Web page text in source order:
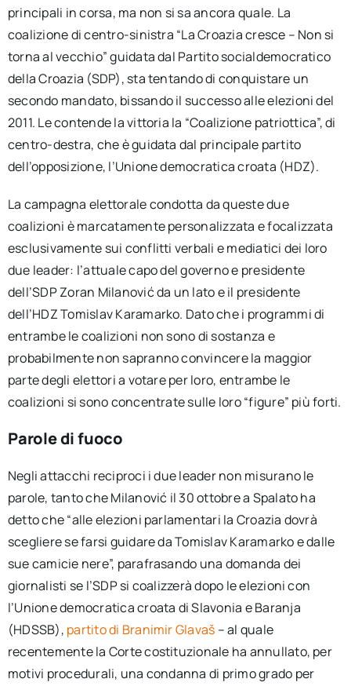
principali in corsa, ma non si sa ancora quale. La
coalizione di centro-sinistra “La Croazia cresce – Non si
torna al vecchio” guidata dal Partito socialdemocratico
della Croazia (SDP), sta tentando di conquistare un
secondo mandato, bissando il successo alle elezioni del
2011. Le contende la vittoria la “Coalizione patriottica”, di
centro-destra, che è guidata dal principale partito
dell’opposizione, l’Unione democratica croata (HDZ).
La campagna elettorale condotta da queste due
coalizioni è marcatamente personalizzata e focalizzata
esclusivamente sui conflitti verbali e mediatici dei loro
due leader: l’attuale capo del governo e presidente
dell’SDP Zoran Milanović da un lato e il presidente
dell’HDZ Tomislav Karamarko. Dato che i programmi di
entrambe le coalizioni non sono di sostanza e
probabilmente non sapranno convincere la maggior
parte degli elettori a votare per loro, entrambe le
coalizioni si sono concentrate sulle loro “figure” più forti.
Parole di fuoco
Negli attacchi reciproci i due leader non misurano le
parole, tanto che Milanović il 30 ottobre a Spalato ha
detto che “alle elezioni parlamentari la Croazia dovrà
scegliere se farsi guidare da Tomislav Karamarko e dalle
sue camicie nere”, parafrasando una domanda dei
giornalisti se l’SDP si coalizzerà dopo le elezioni con
l’Unione democratica croata di Slavonia e Baranja
(HDSSB), partito di Branimir Glavaš – al quale
recentemente la Corte costituzionale ha annullato, per
motivi procedurali, una condanna di primo grado per